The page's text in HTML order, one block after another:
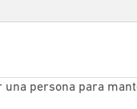
persona para